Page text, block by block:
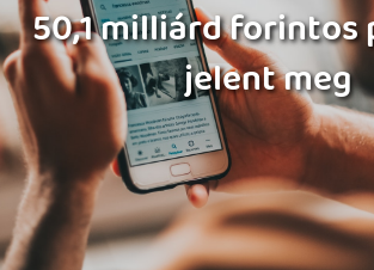
50,1 milliárd forintos
jelent meg